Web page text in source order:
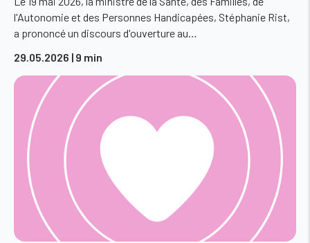
l'Autonomie et des Personnes Handicapées, Stéphanie Rist,
a prononcé un discours d'ouverture au…
29.05.2026 | 9 min